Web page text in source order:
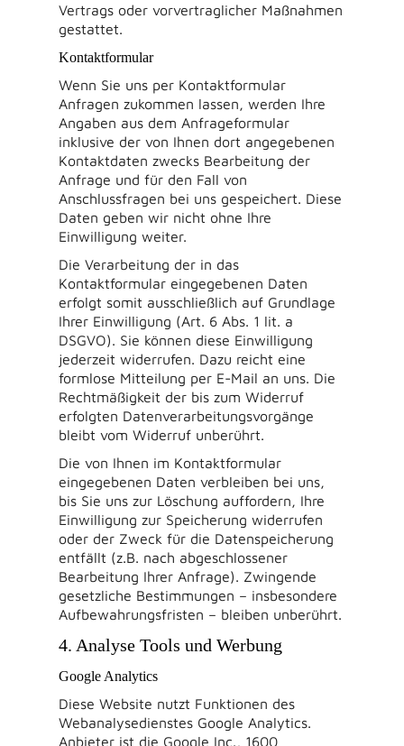
Vertrags oder vorvertraglicher Maßnahmen
gestattet.
Kontaktformular
Wenn Sie uns per Kontaktformular
Anfragen zukommen lassen, werden Ihre
Angaben aus dem Anfrageformular
inklusive der von Ihnen dort angegebenen
Kontaktdaten zwecks Bearbeitung der
Anfrage und für den Fall von
Anschlussfragen bei uns gespeichert. Diese
Daten geben wir nicht ohne Ihre
Einwilligung weiter.
Die Verarbeitung der in das
Kontaktformular eingegebenen Daten
erfolgt somit ausschließlich auf Grundlage
Ihrer Einwilligung (Art. 6 Abs. 1 lit. a
DSGVO). Sie können diese Einwilligung
jederzeit widerrufen. Dazu reicht eine
formlose Mitteilung per E-Mail an uns. Die
Rechtmäßigkeit der bis zum Widerruf
erfolgten Datenverarbeitungsvorgänge
bleibt vom Widerruf unberührt.
Die von Ihnen im Kontaktformular
eingegebenen Daten verbleiben bei uns,
bis Sie uns zur Löschung auffordern, Ihre
Einwilligung zur Speicherung widerrufen
oder der Zweck für die Datenspeicherung
entfällt (z.B. nach abgeschlossener
Bearbeitung Ihrer Anfrage). Zwingende
gesetzliche Bestimmungen – insbesondere
Aufbewahrungsfristen – bleiben unberührt.
4. Analyse Tools und Werbung
Google Analytics
Diese Website nutzt Funktionen des
Webanalysedienstes Google Analytics.
Anbieter ist die Google Inc., 1600